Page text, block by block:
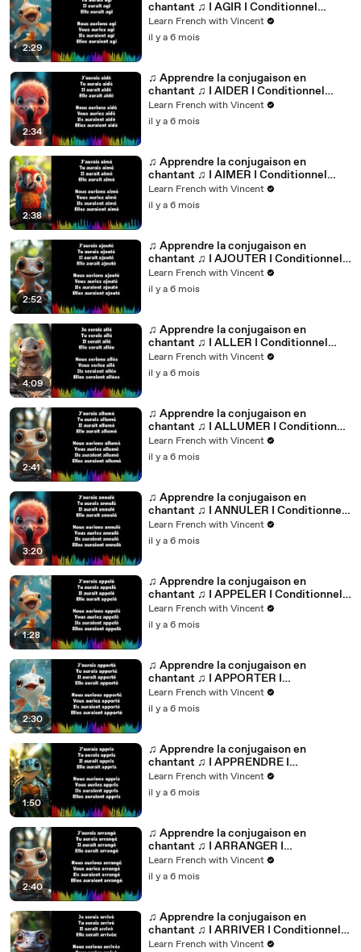
2:29
chantant ♫ I AGIR I Conditionnel
Passé_
Learn French with Vincent
il y a 6 mois
2:34
♫ Apprendre la conjugaison en
chantant ♫ I AIDER I Conditionnel
Passé_
Learn French with Vincent
il y a 6 mois
2:38
♫ Apprendre la conjugaison en
chantant ♫ I AIMER I Conditionnel
Passé_
Learn French with Vincent
il y a 6 mois
2:52
♫ Apprendre la conjugaison en
chantant ♫ I AJOUTER I Conditionnel
Passé_
Learn French with Vincent
il y a 6 mois
4:09
♫ Apprendre la conjugaison en
chantant ♫ I ALLER I Conditionnel
Passé_
Learn French with Vincent
il y a 6 mois
2:41
♫ Apprendre la conjugaison en
chantant ♫ I ALLUMER I Conditionnel
Passé_
Learn French with Vincent
il y a 6 mois
3:20
♫ Apprendre la conjugaison en
chantant ♫ I ANNULER I Conditionnel
Passé_
Learn French with Vincent
il y a 6 mois
1:28
♫ Apprendre la conjugaison en
chantant ♫ I APPELER I Conditionnel
Passé_
Learn French with Vincent
il y a 6 mois
2:30
♫ Apprendre la conjugaison en
chantant ♫ I APPORTER I
Conditionnel Passé_
Learn French with Vincent
il y a 6 mois
1:50
♫ Apprendre la conjugaison en
chantant ♫ I APPRENDRE I
Conditionnel Passé_
Learn French with Vincent
il y a 6 mois
2:40
♫ Apprendre la conjugaison en
chantant ♫ I ARRANGER I
Conditionnel Passé_
Learn French with Vincent
il y a 6 mois
♫ Apprendre la conjugaison en
chantant ♫ I ARRIVER I Conditionnel
Passé_
Learn French with Vincent